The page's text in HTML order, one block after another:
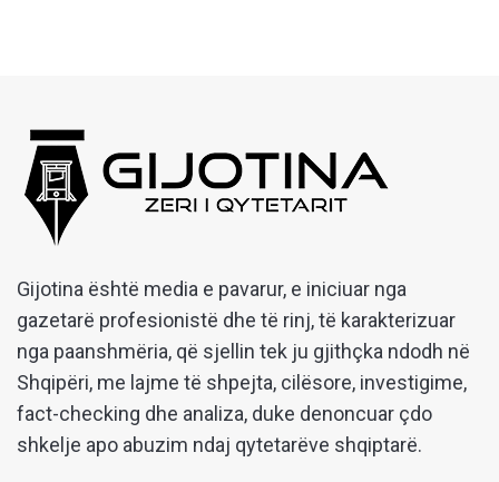
Gijotina është media e pavarur, e iniciuar nga
gazetarë profesionistë dhe të rinj, të karakterizuar
nga paanshmëria, që sjellin tek ju gjithçka ndodh në
Shqipëri, me lajme të shpejta, cilësore, investigime,
fact-checking dhe analiza, duke denoncuar çdo
shkelje apo abuzim ndaj qytetarëve shqiptarë.